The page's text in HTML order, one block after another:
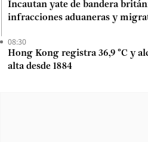
Incautan yate de bandera
infracciones aduaneras y
08:30
Hong Kong registra 36,9 °C y
alta desde 1884